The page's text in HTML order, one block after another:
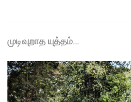
முடிவுறாத யுத்தம்…